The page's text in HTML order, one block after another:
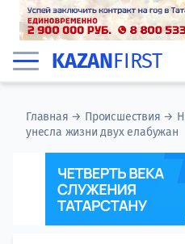
KAZANFIRST
Главная → Происшествия →
унесла жизни двух елабужан